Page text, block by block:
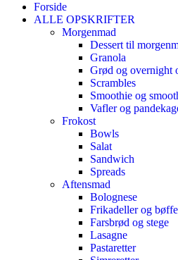
Forside
ALLE OPSKRIFTER
Morgenmad
Dessert til
Granola
Grød og overnight
Scrambles
Smoothie og
Vafler og
Frokost
Bowls
Salat
Sandwich
Spreads
Aftensmad
Bolognese
Frikadeller og
Farsbrød og stege
Lasagne
Pastaretter